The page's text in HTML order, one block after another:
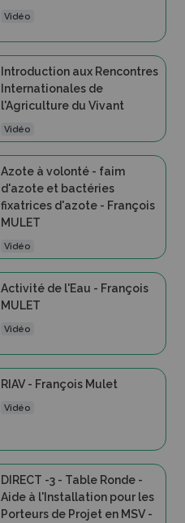
Vidéo
Introduction aux Rencontres
Internationales de
l'Agriculture du Vivant
Vidéo
Azote à volonté - faim
d'azote et bactéries
fixatrices d'azote - François
MULET
Vidéo
Activité de l'Eau - François
MULET
Vidéo
RIAV - François Mulet
Vidéo
DIRECT -3 - Table Ronde -
Aide à l'Installation pour les
Porteurs de Projet en MSV -